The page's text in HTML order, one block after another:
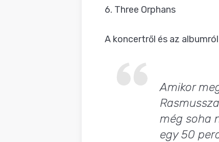
6. Three Orphans
A koncertről és az
Amikor
még soha
egy 50